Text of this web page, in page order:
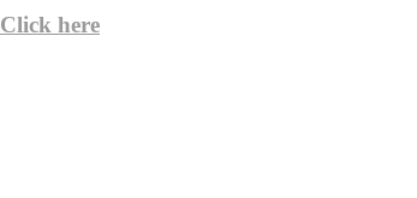
Click here